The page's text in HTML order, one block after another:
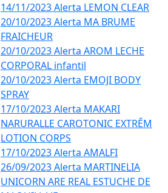
14/11/2023 Alerta LEMON CLEAR
20/10/2023 Alerta MA BRUME
FRAICHEUR
20/10/2023 Alerta AROM LECHE
CORPORAL infantil
20/10/2023 Alerta EMOJI BODY
SPRAY
17/10/2023 Alerta MAKARI
NARURALLE CAROTONIC EXTRÊM
LOTION CORPS
17/10/2023 Alerta AMALFI
26/09/2023 Alerta MARTINELIA
UNICORN ARE REAL ESTUCHE DE